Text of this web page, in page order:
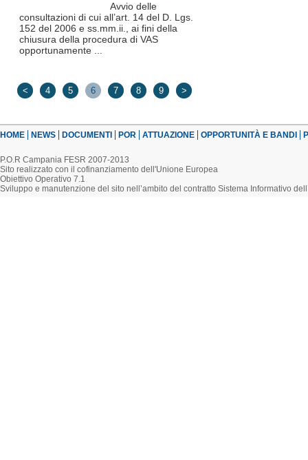
Avvio delle
consultazioni di cui all’art. 14 del D. Lgs.
152 del 2006 e ss.mm.ii., ai fini della
chiusura della procedura di VAS
opportunamente ...
< 4 5 6 7 8 9 >
HOME NEWS DOCUMENTI POR ATTUAZIONE OPPORTUNITÀ E BANDI
P.O.R Campania FESR 2007-2013
Sito realizzato con il cofinanziamento dell'Unione Europea
Obiettivo Operativo 7.1
Sviluppo e manutenzione del sito nell’ambito del contratto Sistema Informativo